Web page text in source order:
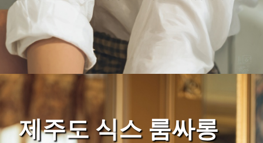
제주도 식스 룸싸롱